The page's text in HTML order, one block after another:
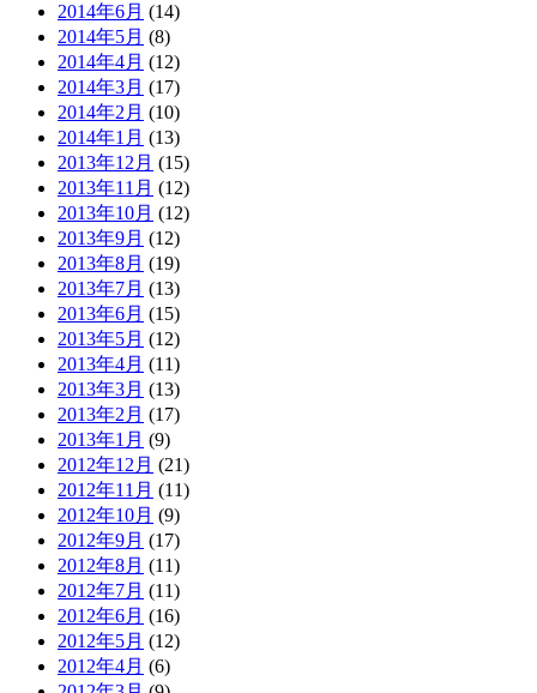
2014年6月 (14)
2014年5月 (8)
2014年4月 (12)
2014年3月 (17)
2014年2月 (10)
2014年1月 (13)
2013年12月 (15)
2013年11月 (12)
2013年10月 (12)
2013年9月 (12)
2013年8月 (19)
2013年7月 (13)
2013年6月 (15)
2013年5月 (12)
2013年4月 (11)
2013年3月 (13)
2013年2月 (17)
2013年1月 (9)
2012年12月 (21)
2012年11月 (11)
2012年10月 (9)
2012年9月 (17)
2012年8月 (11)
2012年7月 (11)
2012年6月 (16)
2012年5月 (12)
2012年4月 (6)